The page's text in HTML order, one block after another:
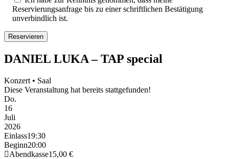
Reservierungsanfrage bis zu einer schriftlichen Bestätigung
unverbindlich ist.
DANIEL LUKA – TAP special
Konzert • Saal
Diese Veranstaltung hat bereits stattgefunden!
Do.
16
Juli
2026
Einlass19:30
Beginn20:00
Abendkasse15,00 €